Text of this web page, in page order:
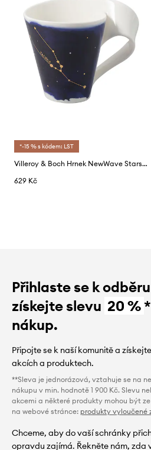
*-15 % s kódem: LST
Villeroy & Boch Hrnek NewWave Stars, Byk
629 Kč
Přihlaste se k
získejte slevu 20 %
nákup.
Připojte se k naší komunitě a
akcích a produktech.
**Sleva je jednorázová, vztahuje se na
nákupu v min. hodnotě 1 900 Kč. Slevu
akcemi a některé produkty mohou být
na webové stránce: produkty vyloučené
Chceme, aby do vaší schránky
opravdu zajímá. Řekněte nám, zda